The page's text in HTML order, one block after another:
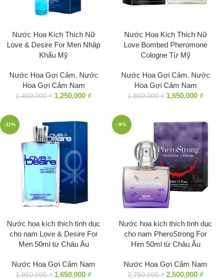
Nước Hoa Kích Thích Nữ
Love & Desire For Men Nhập
Khẩu Mỹ
Nước Hoa Gợi Cảm, Nước
Hoa Gợi Cảm Nam
1,450,000₫ 1,250,000 ₫
Nước Hoa Kích Thích Nữ
Love Bombed Pheromone
Cologne Từ Mỹ
Nước Hoa Gợi Cảm, Nước
Hoa Gợi Cảm Nam
1,850,000₫ 1,650,000 ₫
-11%
Nước hoa kích thích tình dục
cho nam Love & Desire For
Men 50ml từ Châu Âu
Nước Hoa Gợi Cảm Nam
1,850,000₫ 1,650,000 ₫
-9%
Nước hoa kích thích tình dục
cho nam PheroStrong For
Him 50ml từ Châu Âu
Nước Hoa Gợi Cảm Nam
2,750,000₫ 2,500,000 ₫